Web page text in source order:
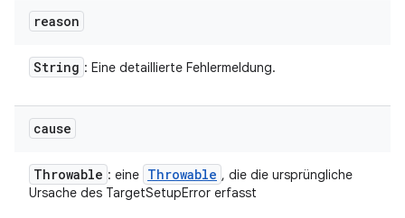
reason
String : Eine detaillierte Fehlermeldung.
cause
Throwable : eine Throwable , die die ursprüngliche
Ursache des TargetSetupError erfasst